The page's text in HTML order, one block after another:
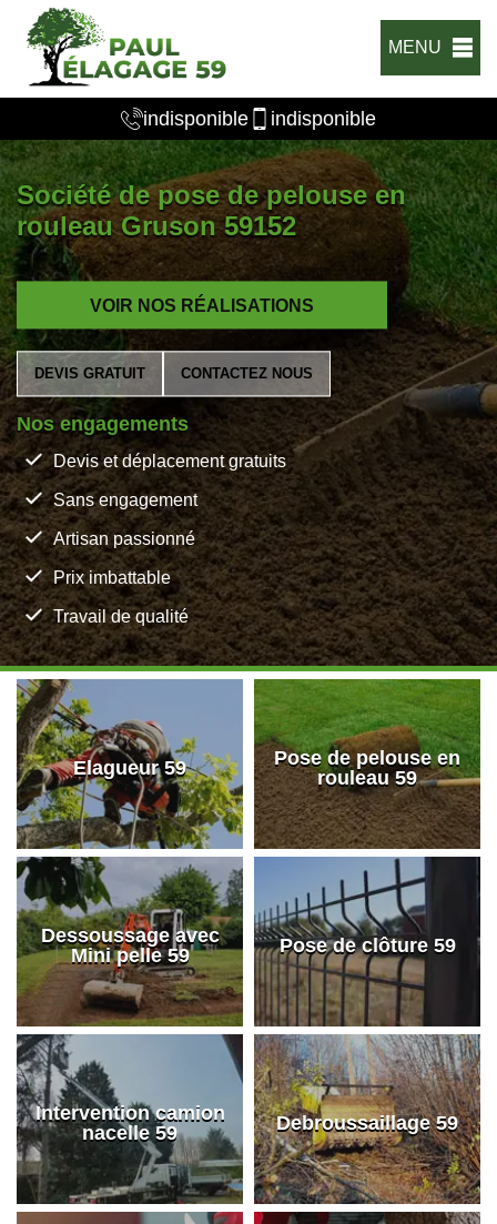
MENU
indisponible indisponible
Société de pose de pelouse en
rouleau Gruson 59152
VOIR NOS RÉALISATIONS
DEVIS GRATUIT CONTACTEZ NOUS
Nos engagements
Devis et déplacement gratuits
Sans engagement
Artisan passionné
Prix imbattable
Travail de qualité
Elagueur 59
Pose de pelouse en
rouleau 59
Dessoussage avec
Mini pelle 59
Pose de clôture 59
Intervention camion
nacelle 59
Debroussaillage 59